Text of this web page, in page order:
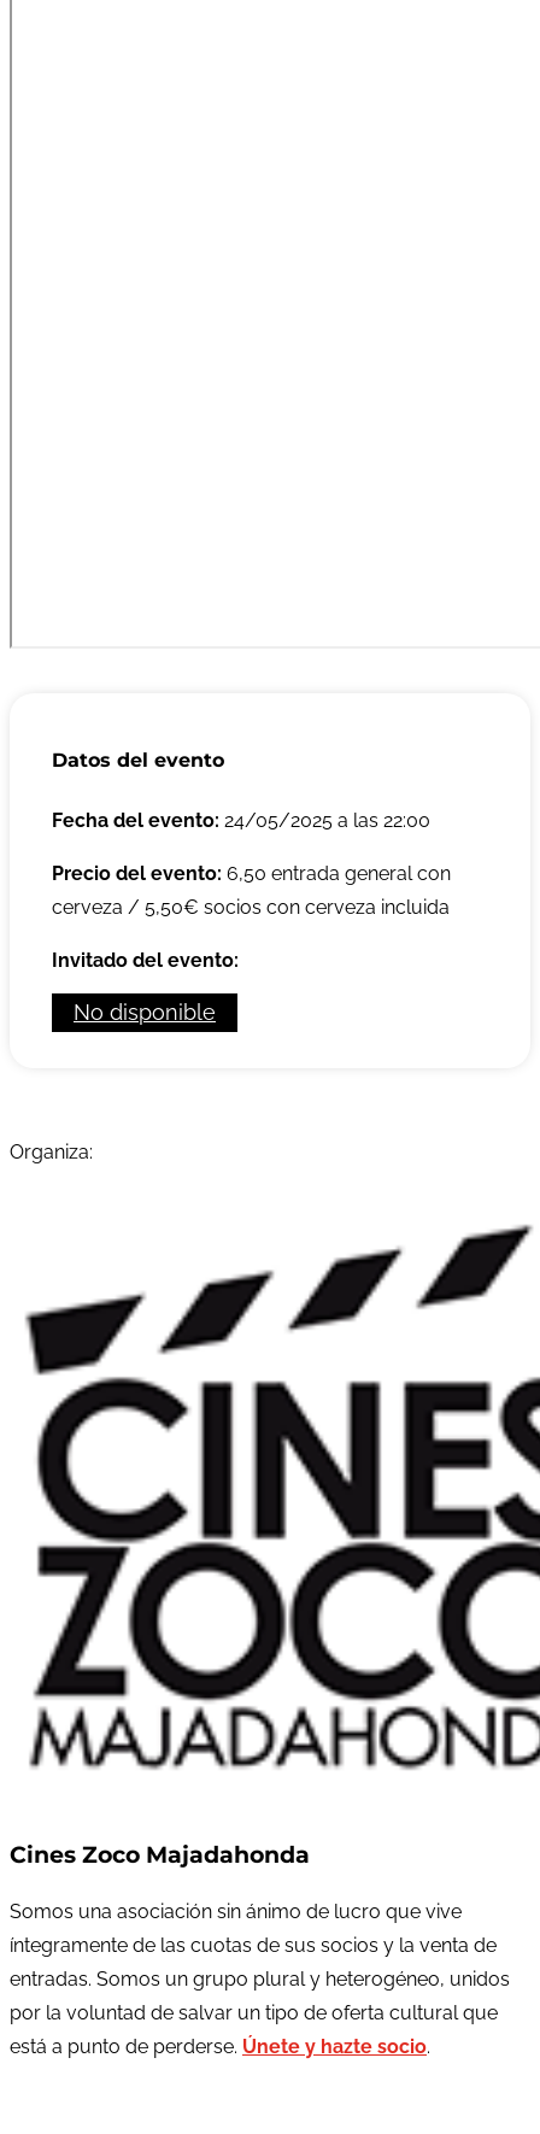
Datos del evento
Fecha del evento: 24/05/2025 a las 22:00
Precio del evento: 6,50 entrada general con
cerveza / 5,50€ socios con cerveza incluida
Invitado del evento:
No disponible
Organiza:
Cines Zoco Majadahonda
Somos una asociación sin ánimo de lucro que vive
íntegramente de las cuotas de sus socios y la venta de
entradas. Somos un grupo plural y heterogéneo, unidos
por la voluntad de salvar un tipo de oferta cultural que
está a punto de perderse. Únete y hazte socio.